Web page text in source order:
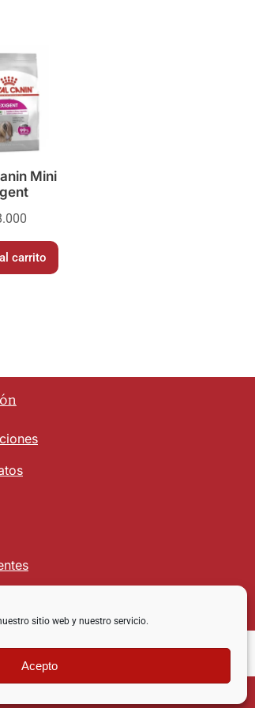
sitio web y nuestro servicio.
Acepto
Mini
carrito